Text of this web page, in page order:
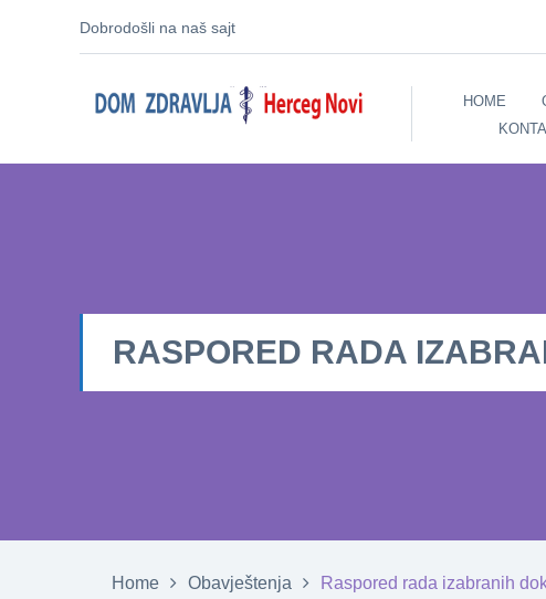
Dobrodošli na naš sajt
HOME
RASPORED RADA
Home Obavještenja Raspored rada izabranih